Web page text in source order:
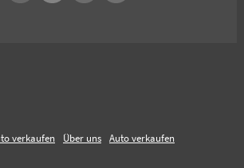
verkaufen Über uns Auto verkaufen